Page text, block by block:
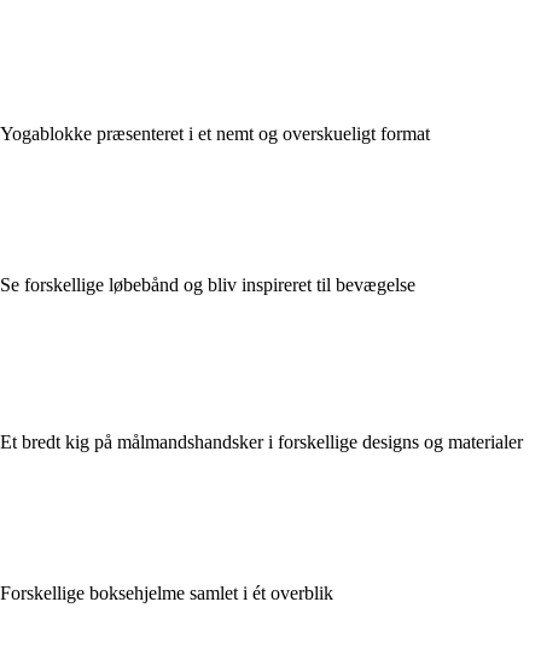
Yogablokke præsenteret i et nemt og overskueligt format
Se forskellige løbebånd og bliv inspireret til bevægelse
Et bredt kig på målmandshandsker i forskellige designs og materialer
Forskellige boksehjelme samlet i ét overblik